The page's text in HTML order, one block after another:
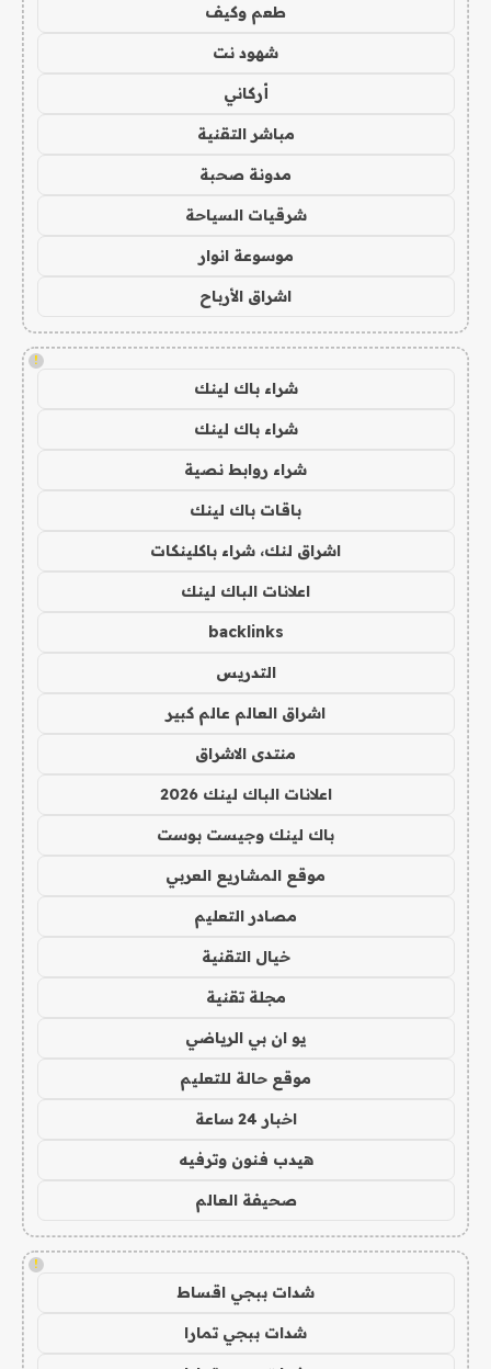
طعم وكيف
شهود نت
أركاني
مباشر التقنية
مدونة صحبة
شرقيات السياحة
موسوعة انوار
اشراق الأرباح
!
شراء باك لينك
شراء باك لينك
شراء روابط نصية
باقات باك لينك
اشراق لنك، شراء باكلينكات
اعلانات الباك لينك
backlinks
التدريس
اشراق العالم عالم كبير
منتدى الاشراق
اعلانات الباك لينك 2026
باك لينك وجيست بوست
موقع المشاريع العربي
مصادر التعليم
خيال التقنية
مجلة تقنية
يو ان بي الرياضي
موقع حالة للتعليم
اخبار 24 ساعة
هيدب فنون وترفيه
صحيفة العالم
!
شدات ببجي اقساط
شدات ببجي تمارا